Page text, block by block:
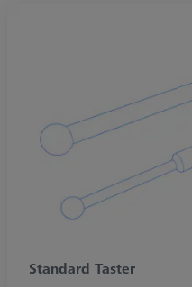
Standard Taster